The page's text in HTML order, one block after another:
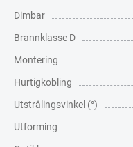
Dimbar
Brannklasse D
Montering
Hurtigkobling
Utstrålingsvinkel (°)
Utforming